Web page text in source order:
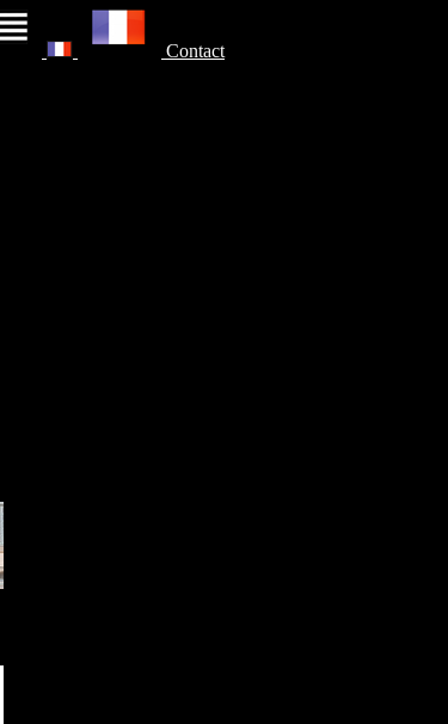
Contact